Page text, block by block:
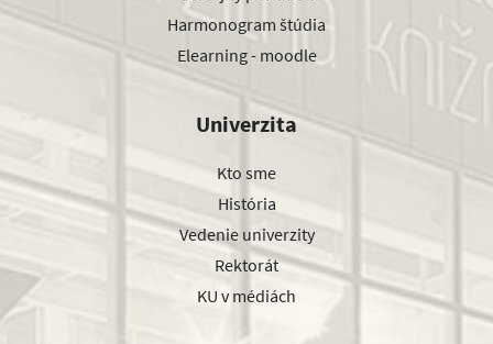
Harmonogram štúdia
Elearning - moodle
Univerzita
Kto sme
História
Vedenie univerzity
Rektorát
KU v médiách